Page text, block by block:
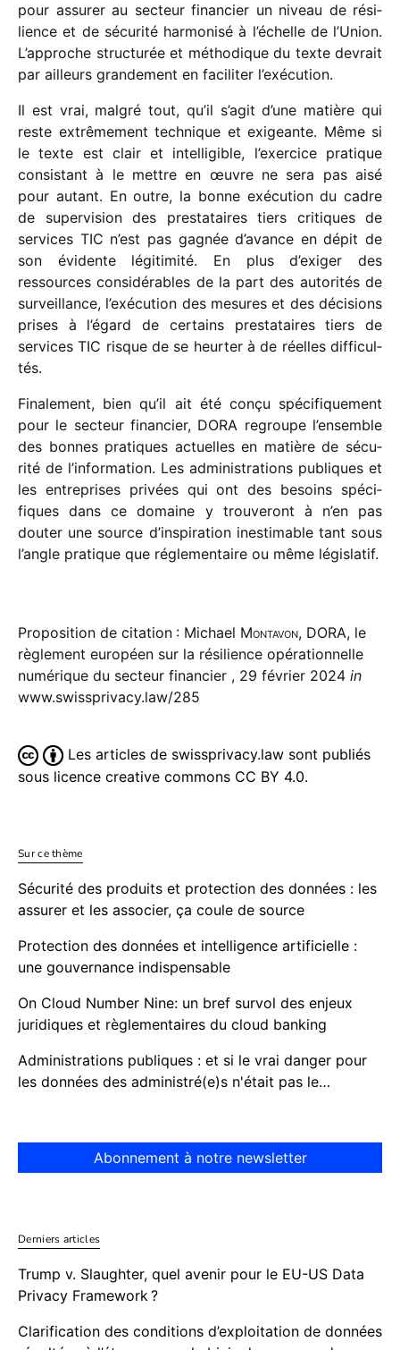
pour assu­rer au secteur finan­cier un niveau de rési­
lience et de sécu­rité harmo­nisé à l’échelle de l’Union.
L’approche struc­tu­rée et métho­dique du texte devrait
par ailleurs gran­de­ment en faci­li­ter l’exécution.
Il est vrai, malgré tout, qu’il s’agit d’une matière qui
reste extrê­me­ment tech­nique et exigeante. Même si
le texte est clair et intel­li­gible, l’exercice pratique
consis­tant à le mettre en œuvre ne sera pas aisé
pour autant. En outre, la bonne exécu­tion du cadre
de super­vi­sion des pres­ta­taires tiers critiques de
services TIC n’est pas gagnée d’avance en dépit de
son évidente légi­ti­mité. En plus d’exiger des
ressources consi­dé­rables de la part des auto­ri­tés de
surveillance, l’exécution des mesures et des déci­sions
prises à l’égard de certains pres­ta­taires tiers de
services TIC risque de se heur­ter à de réelles diffi­cul­
tés.
Finalement, bien qu’il ait été conçu spéci­fi­que­ment
pour le secteur finan­cier, DORA regroupe l’ensemble
des bonnes pratiques actuelles en matière de sécu­
rité de l’information. Les admi­nis­tra­tions publiques et
les entre­prises privées qui ont des besoins spéci­
fiques dans ce domaine y trou­ve­ront à n’en pas
douter une source d’inspiration ines­ti­mable tant sous
l’angle pratique que régle­men­taire ou même législatif.
Proposition de citation : Michael Montavon, DORA, le
règlement européen sur la résilience opérationnelle
numérique du secteur financier , 29 février 2024 in
www.swissprivacy.law/285
Les articles de swissprivacy.law sont publiés
sous licence creative commons CC BY 4.0.
Sur ce thème
Sécurité des produits et protection des données : les
assurer et les associer, ça coule de source
Protection des données et intelligence artificielle :
une gouvernance indispensable
On Cloud Number Nine: un bref survol des enjeux
juridiques et règlementaires du cloud banking
Administrations publiques : et si le vrai danger pour
les données des administré(e)s n'était pas le…
Abonnement à notre newsletter
Derniers articles
Trump v. Slaughter, quel avenir pour le EU-US Data
Privacy Framework ?
Clarification des conditions d’exploitation de données